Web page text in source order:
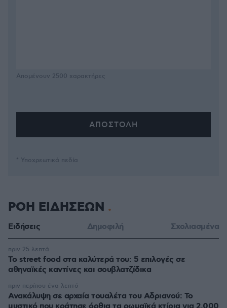
Απομένουν 2500 χαρακτήρες
* Υποχρεωτικά πεδία
ΡΟΗ ΕΙΔΗΣΕΩΝ
Ειδήσεις Δημοφιλή Σχολιασμένα
Το street food στα καλύτερά του: 5 επιλογές σε
αθηναϊκές καντίνες και σουβλατζίδικα
πριν 25 λεπτά
Ανακάλυψη σε αρχαία τουαλέτα του Αδριανού: Το
πριν περίπου ένα λεπτό